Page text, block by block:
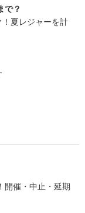
で？
夏レジャーを計
開催・中止・延期